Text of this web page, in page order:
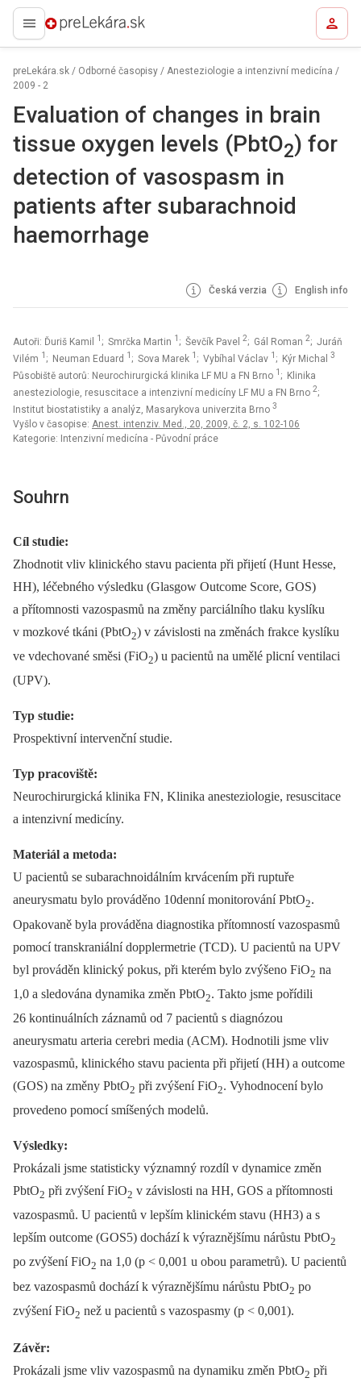
preLekára.sk
preLekára.sk / Odborné časopisy / Anesteziologie a intenzivní medicína /
2009 - 2
Evaluation of changes in brain
tissue oxygen levels (PbtO2) for
detection of vasospasm in
patients after subarachnoid
haemorrhage
Česká verzia English info
Autoři: Ďuriš Kamil 1 ; Smrčka Martin 1 ; Ševčík Pavel 2; Gál Roman 2; Juráň
Vilém 1 ; Neuman Eduard 1 ; Sova Marek 1 ; Vybíhal Václav 1 ; Kýr Michal 3
Působiště autorů: Neurochirurgická klinika LF MU a FN Brno 1 ; Klinika
anesteziologie, resuscitace a intenzivní medicíny LF MU a FN Brno 2;
Institut biostatistiky a analýz, Masarykova univerzita Brno 3
Vyšlo v časopise: Anest. intenziv. Med., 20, 2009, č. 2, s. 102-106
Kategorie: Intenzivní medicína - Původní práce
Souhrn
Cíl studie:
Zhodnotit vliv klinického stavu pacienta při přijetí (Hunt Hesse,
HH), léčebného výsledku (Glasgow Outcome Score, GOS)
a přítomnosti vazospasmů na změny parciálního tlaku kyslíku
v mozkové tkáni (PbtO2) v závislosti na změnách frakce kyslíku
ve vdechované směsi (FiO2) u pacientů na umělé plicní ventilaci
(UPV).
Typ studie:
Prospektivní intervenční studie.
Typ pracoviště:
Neurochirurgická klinika FN, Klinika anesteziologie, resuscitace
a intenzivní medicíny.
Materiál a metoda:
U pacientů se subarachnoidálním krvácením při ruptuře
aneurysmatu bylo prováděno 10denní monitorování PbtO2.
Opakovaně byla prováděna diagnostika přítomností vazospasmů
pomocí transkraniální dopplermetrie (TCD). U pacientů na UPV
byl prováděn klinický pokus, při kterém bylo zvýšeno FiO2 na
1,0 a sledována dynamika změn PbtO2. Takto jsme pořídili
26 kontinuálních záznamů od 7 pacientů s diagnózou
aneurysmatu arteria cerebri media (ACM). Hodnotili jsme vliv
vazospasmů, klinického stavu pacienta při přijetí (HH) a outcome
(GOS) na změny PbtO2 při zvýšení FiO2. Vyhodnocení bylo
provedeno pomocí smíšených modelů.
Výsledky:
Prokázali jsme statisticky významný rozdíl v dynamice změn
PbtO2 při zvýšení FiO2 v závislosti na HH, GOS a přítomnosti
vazospasmů. U pacientů v lepším klinickém stavu (HH3) a s
lepším outcome (GOS5) dochází k výraznějšímu nárůstu PbtO2
po zvýšení FiO2 na 1,0 (p < 0,001 u obou parametrů). U pacientů
bez vazospasmů dochází k výraznějšímu nárůstu PbtO2 po
zvýšení FiO2 než u pacientů s vazospasmy (p < 0,001).
Závěr:
Prokázali jsme vliv vazospasmů na dynamiku změn PbtO2 při